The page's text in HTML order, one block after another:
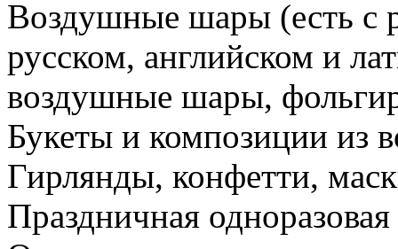
Воздушные шары (есть с
русском, английском и
воздушные шары,
Букеты и композиции из
Гирлянды, конфетти,
Праздничная